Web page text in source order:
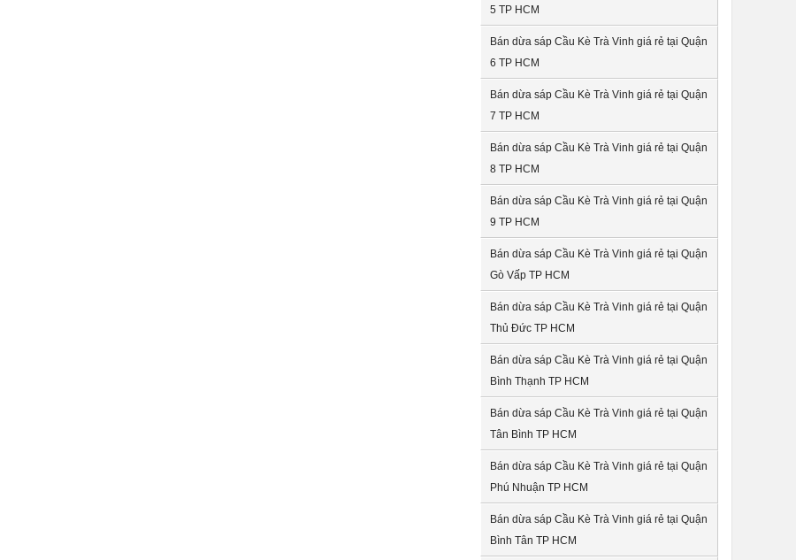
5 TP HCM
Bán dừa sáp Cầu Kè Trà Vinh giá rẻ tại Quận
6 TP HCM
Bán dừa sáp Cầu Kè Trà Vinh giá rẻ tại Quận
7 TP HCM
Bán dừa sáp Cầu Kè Trà Vinh giá rẻ tại Quận
8 TP HCM
Bán dừa sáp Cầu Kè Trà Vinh giá rẻ tại Quận
9 TP HCM
Bán dừa sáp Cầu Kè Trà Vinh giá rẻ tại Quận
Gò Vấp TP HCM
Bán dừa sáp Cầu Kè Trà Vinh giá rẻ tại Quận
Thủ Đức TP HCM
Bán dừa sáp Cầu Kè Trà Vinh giá rẻ tại Quận
Bình Thạnh TP HCM
Bán dừa sáp Cầu Kè Trà Vinh giá rẻ tại Quận
Tân Bình TP HCM
Bán dừa sáp Cầu Kè Trà Vinh giá rẻ tại Quận
Phú Nhuận TP HCM
Bán dừa sáp Cầu Kè Trà Vinh giá rẻ tại Quận
Bình Tân TP HCM